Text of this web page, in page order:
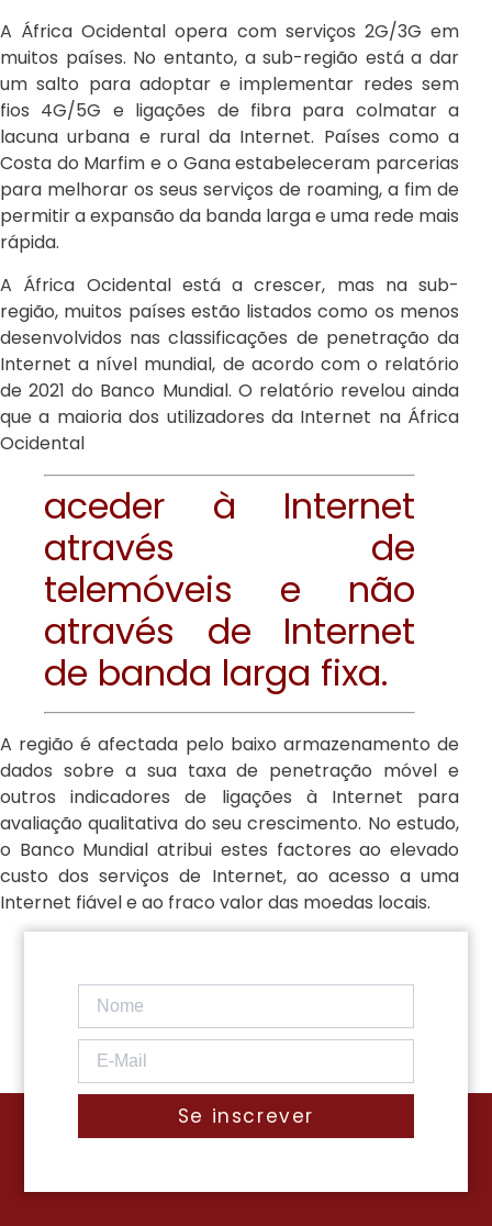
A África Ocidental opera com serviços 2G/3G em
muitos países. No entanto, a sub-região está a dar
um salto para adoptar e implementar redes sem
fios 4G/5G e ligações de fibra para colmatar a
lacuna urbana e rural da Internet. Países como a
Costa do Marfim e o Gana estabeleceram parcerias
para melhorar os seus serviços de roaming, a fim de
permitir a expansão da banda larga e uma rede mais
rápida.
A África Ocidental está a crescer, mas na sub-
região, muitos países estão listados como os menos
desenvolvidos nas classificações de penetração da
Internet a nível mundial, de acordo com o relatório
de 2021 do Banco Mundial. O relatório revelou ainda
que a maioria dos utilizadores da Internet na África
Ocidental
aceder à Internet
através de
telemóveis e não
através de Internet
de banda larga fixa.
A região é afectada pelo baixo armazenamento de
dados sobre a sua taxa de penetração móvel e
outros indicadores de ligações à Internet para
avaliação qualitativa do seu crescimento. No estudo,
o Banco Mundial atribui estes factores ao elevado
custo dos serviços de Internet, ao acesso a uma
Internet fiável e ao fraco valor das moedas locais.
Se inscrever